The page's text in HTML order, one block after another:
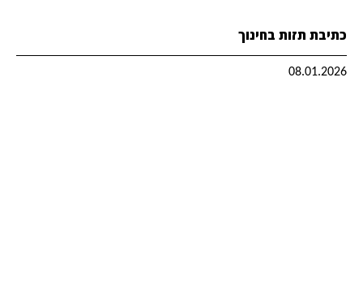
כתיבת תזות בחינוך
08.01.2026